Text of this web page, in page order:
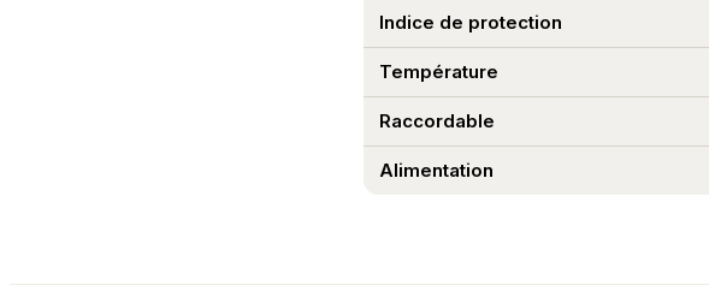
Indice de protection
Température
Raccordable
Alimentation